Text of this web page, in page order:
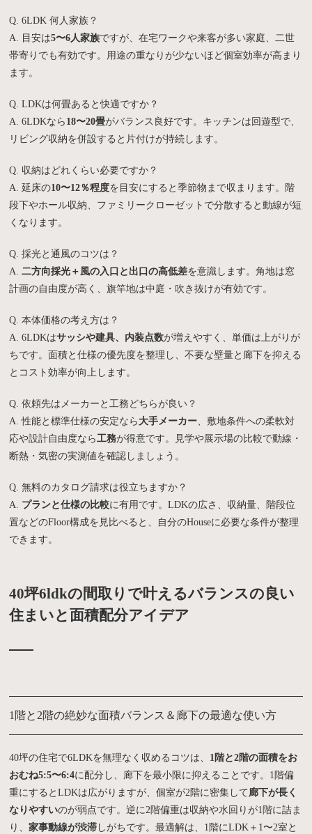
Q. 6LDK 何人家族？
A. 目安は5〜6人家族ですが、在宅ワークや来客が多い家庭、二世
帯寄りでも有効です。用途の重なりが少ないほど個室効率が高まり
ます。
Q. LDKは何畳あると快適ですか？
A. 6LDKなら 18〜20畳がバランス良好です。キッチンは回遊型で、
リビング収納を併設すると片付けが持続します。
Q. 収納はどれくらい必要ですか？
A. 延床の10〜12％程度を目安にすると季節物まで収まります。階
段下やホール収納、ファミリークローゼットで分散すると動線が短
くなります。
Q. 採光と通風のコツは？
A.二方向採光＋風の入口と出口の高低差を意識します。角地は窓
計画の自由度が高く、旗竿地は中庭・吹き抜けが有効です。
Q. 本体価格の考え方は？
A. 6LDKはサッシや建具、内装点数が増えやすく、単価は上がりが
ちです。面積と仕様の優先度を整理し、不要な壁量と廊下を抑える
とコスト効率が向上します。
Q. 依頼先はメーカーと工務どちらが良い？
A. 性能と標準仕様の安定なら 大手メーカー、敷地条件への柔軟対
応や設計自由度なら工務が得意です。見学や展示場の比較で動線・
断熱・気密の実測値を確認しましょう。
Q. 無料のカタログ請求は役立ちますか？
A. プランと仕様の比較に有用です。LDKの広さ、収納量、階段位
置などのFloor構成を見比べると、自分のHouseに必要な条件が整理
できます。
40坪6ldkの間取りで叶えるバランスの良い
住まいと面積配分アイデア
1階と2階の絶妙な面積バランス＆廊下の最適な使い方
40坪の住宅で6LDKを無理なく収めるコツは、 1階と2階の面積をお
おむね5:5〜6:4に配分し、廊下を最小限に抑えることです。1階偏
重にするとLDKは広がりますが、個室が2階に密集して 廊下が長く
なりやすいのが弱点です。逆に2階偏重は収納や水回りが1階に詰ま
り、家事動線が渋滞 しがちです。最適解は、1階にLDK＋1〜2室と